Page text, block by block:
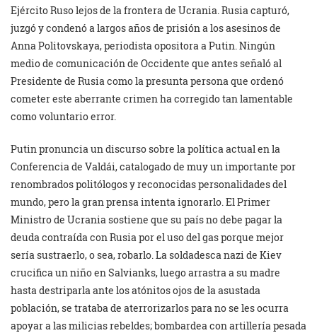
Ejército Ruso lejos de la frontera de Ucrania. Rusia capturó,
juzgó y condenó a largos años de prisión a los asesinos de
Anna Politovskaya, periodista opositora a Putin. Ningún
medio de comunicación de Occidente que antes señaló al
Presidente de Rusia como la presunta persona que ordenó
cometer este aberrante crimen ha corregido tan lamentable
como voluntario error.
Putin pronuncia un discurso sobre la política actual en la
Conferencia de Valdái, catalogado de muy un importante por
renombrados politólogos y reconocidas personalidades del
mundo, pero la gran prensa intenta ignorarlo. El Primer
Ministro de Ucrania sostiene que su país no debe pagar la
deuda contraída con Rusia por el uso del gas porque mejor
sería sustraerlo, o sea, robarlo. La soldadesca nazi de Kiev
crucifica un niño en Salvianks, luego arrastra a su madre
hasta destriparla ante los atónitos ojos de la asustada
población, se trataba de aterrorizarlos para no se les ocurra
apoyar a las milicias rebeldes; bombardea con artillería pesada